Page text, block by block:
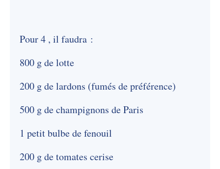
Pour 4 , il faudra :
800 g de lotte
200 g de lardons (fumés de préférence)
500 g de champignons de Paris
1 petit bulbe de fenouil
200 g de tomates cerise